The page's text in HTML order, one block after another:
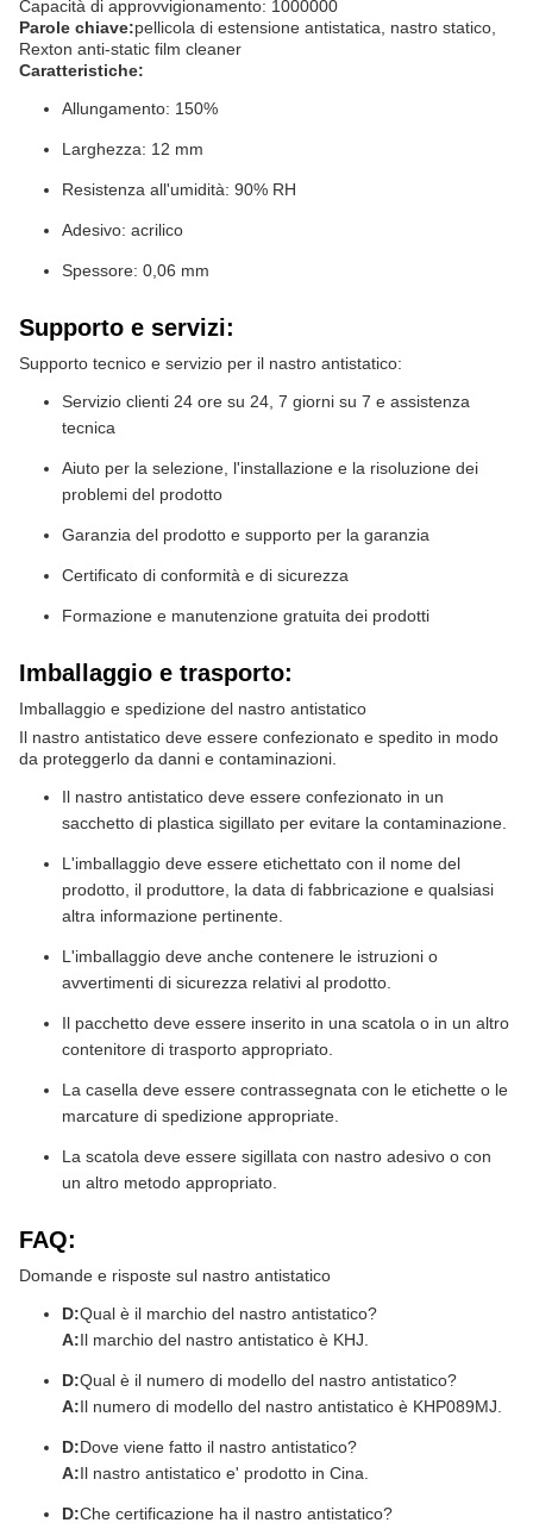
Capacità di approvvigionamento: 1000000
Parole chiave:pellicola di estensione antistatica, nastro statico,
Rexton anti-static film cleaner
Caratteristiche:
Allungamento: 150%
Larghezza: 12 mm
Resistenza all'umidità: 90% RH
Adesivo: acrilico
Spessore: 0,06 mm
Supporto e servizi:
Supporto tecnico e servizio per il nastro antistatico:
Servizio clienti 24 ore su 24, 7 giorni su 7 e assistenza
tecnica
Aiuto per la selezione, l'installazione e la risoluzione dei
problemi del prodotto
Garanzia del prodotto e supporto per la garanzia
Certificato di conformità e di sicurezza
Formazione e manutenzione gratuita dei prodotti
Imballaggio e trasporto:
Imballaggio e spedizione del nastro antistatico
Il nastro antistatico deve essere confezionato e spedito in modo
da proteggerlo da danni e contaminazioni.
Il nastro antistatico deve essere confezionato in un
sacchetto di plastica sigillato per evitare la contaminazione.
L'imballaggio deve essere etichettato con il nome del
prodotto, il produttore, la data di fabbricazione e qualsiasi
altra informazione pertinente.
L'imballaggio deve anche contenere le istruzioni o
avvertimenti di sicurezza relativi al prodotto.
Il pacchetto deve essere inserito in una scatola o in un altro
contenitore di trasporto appropriato.
La casella deve essere contrassegnata con le etichette o le
marcature di spedizione appropriate.
La scatola deve essere sigillata con nastro adesivo o con
un altro metodo appropriato.
FAQ:
Domande e risposte sul nastro antistatico
D:Qual è il marchio del nastro antistatico?
A:Il marchio del nastro antistatico è KHJ.
D:Qual è il numero di modello del nastro antistatico?
A:Il numero di modello del nastro antistatico è KHP089MJ.
D:Dove viene fatto il nastro antistatico?
A:Il nastro antistatico e' prodotto in Cina.
D:Che certificazione ha il nastro antistatico?